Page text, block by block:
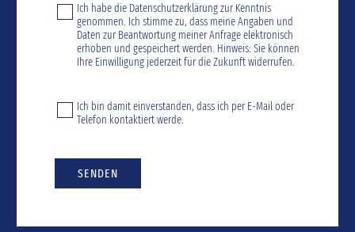
Ich habe die Datenschutzerklärungzur Kenntnis
genommen. Ich stimme zu, dass meine Angaben und
Daten zur Beantwortung meiner Anfrage elektronisch
erhoben und gespeichert werden. Hinweis: Sie können
Ihre Einwilligung jederzeit für die Zukunft widerrufen.
Ich bin damit einverstanden, dass ich per E-Mail oder
Telefon kontaktiert werde.
SENDEN